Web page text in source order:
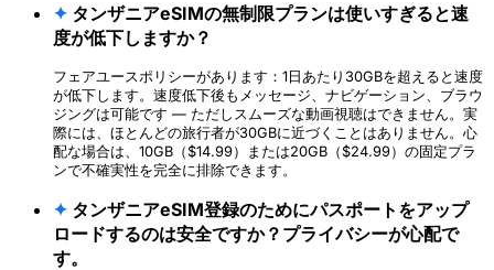
✦ タンザニアeSIMの無制限プランは使いすぎると速
度が低下しますか？
フェアユースポリシーがあります：1日あたり30GBを超えると速度
が低下します。速度低下後もメッセージ、ナビゲーション、ブラウ
ジングは可能です — ただしスムーズな動画視聴はできません。実
際には、ほとんどの旅行者が30GBに近づくことはありません。心
配な場合は、10GB（$14.99）または20GB（$24.99）の固定プラ
ンで不確実性を完全に排除できます。
✦ タンザニアeSIM登録のためにパスポートをアップ
ロードするのは安全ですか？プライバシーが心配で
す。